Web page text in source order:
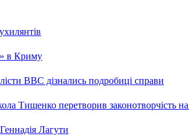
в Криму
ВВС дізнались подробиці справи
Тищенко перетворив законотворчість на
Лагути